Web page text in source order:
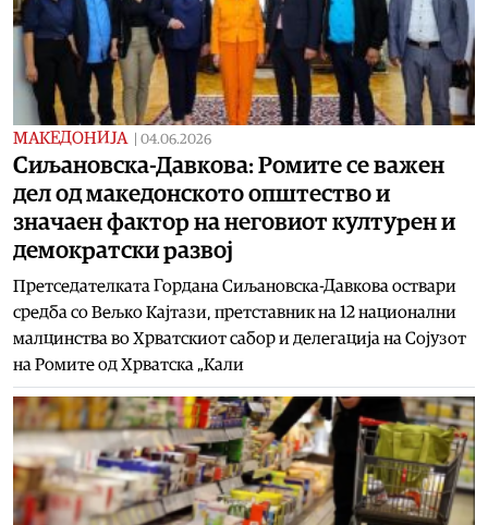
МАКЕДОНИЈА 04.06.2026
Сиљановска-Давкова: Ромите се важен
дел од македонското општество и
значаен фактор на неговиот културен и
демократски развој
Претседателката Гордана Сиљановска-Давкова оствари
средба со Вељко Кајтази, претставник на 12 национални
малцинства во Хрватскиот сабор и делегација на Сојузот
на Ромите од Хрватска „Кали